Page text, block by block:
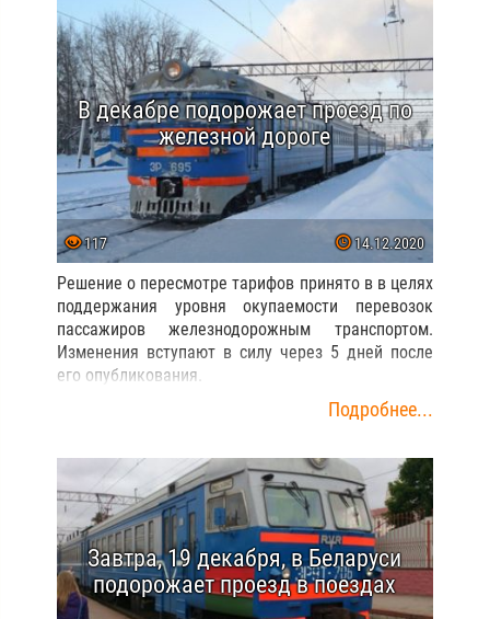
В декабре подорожает проезд по
железной дороге
117 14.12.2020
Решение о пересмотре тарифов принято в в целях
поддержания уровня окупаемости перевозок
пассажиров железнодорожным транспортом.
Изменения вступают в силу через 5 дней после
его опубликования.
Подробнее...
Завтра, 19 декабря, в Беларуси
подорожает проезд в поездах